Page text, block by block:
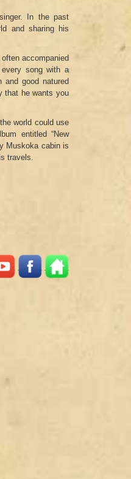
In the past
and sharing his
accompanied
song with a
good natured
that he wants you
world could use
entitled “New
Muskoka cabin is
travels.